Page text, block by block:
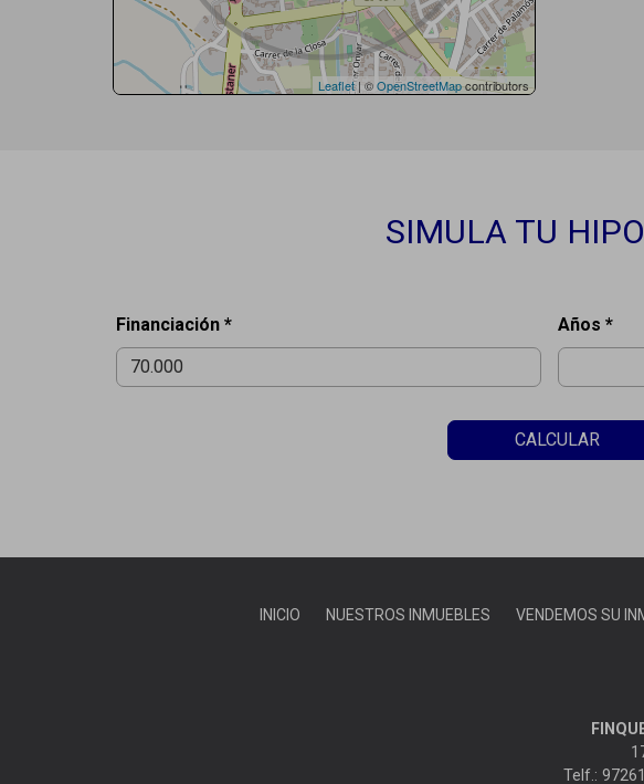
Leaflet| ©OpenStreetMapcontributors
SIMULA TU
Financiación * Años *
CALCULAR
INICIO NUESTROS INMUEBLES VENDEMOS SU
Telf.: